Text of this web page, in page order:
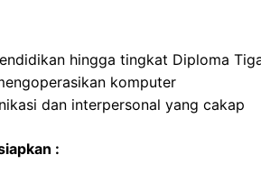
hingga tingkat Diploma
komputer
dan interpersonal yang cakap
: